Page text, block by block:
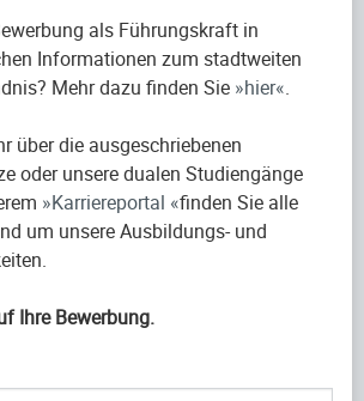
als Führungskraft in
Informationen zum stadtweiten
Mehr dazu finden Sie hier .
über die ausgeschriebenen
oder unsere dualen Studiengänge
Karriereportal finden Sie alle
um unsere Ausbildungs- und
Ihre Bewerbung.